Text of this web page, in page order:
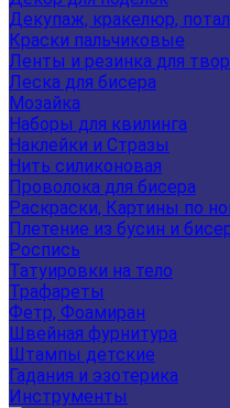
Декупаж, кракелюр,
Краски пальчиковые
Ленты и резинка для
Леска для бисера
Мозайка
Наборы для квилинга
Наклейки и Стразы
Нить силиконовая
Проволока для бисера
Раскраски, Картины по
Плетение из бусин и
Роспись
Татуировки на тело
Трафареты
Фетр, Фоамиран
Швейная фурнитура
Штампы детские
Гадания и эзотерика
Инструменты